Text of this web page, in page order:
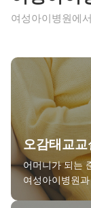
여성아이병원에
오감태교교
어머니가 되는
여성아이병원